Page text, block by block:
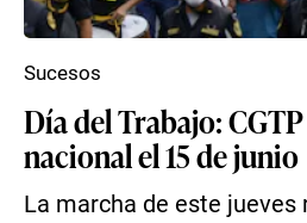
Día del Trabajo:
nacional el 15 de junio
La marcha de este jueves
Sucesos